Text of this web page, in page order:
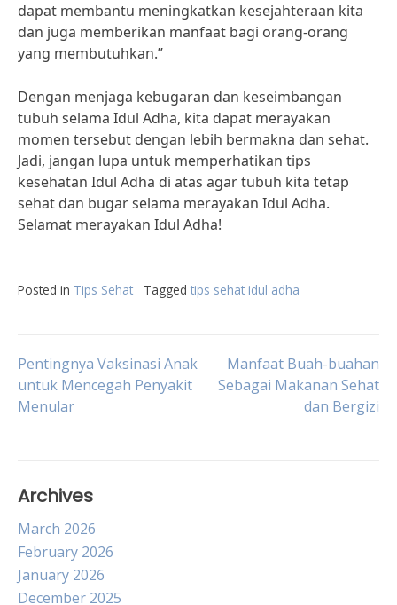
dapat membantu meningkatkan kesejahteraan kita
dan juga memberikan manfaat bagi orang-orang
yang membutuhkan.”
Dengan menjaga kebugaran dan keseimbangan
tubuh selama Idul Adha, kita dapat merayakan
momen tersebut dengan lebih bermakna dan sehat.
Jadi, jangan lupa untuk memperhatikan tips
kesehatan Idul Adha di atas agar tubuh kita tetap
sehat dan bugar selama merayakan Idul Adha.
Selamat merayakan Idul Adha!
Posted in Tips Sehat Tagged tips sehat idul adha
Post
navigation
Pentingnya Vaksinasi Anak
untuk Mencegah Penyakit
Menular
Manfaat Buah-buahan
Sebagai Makanan Sehat
dan Bergizi
Archives
March 2026
February 2026
January 2026
December 2025